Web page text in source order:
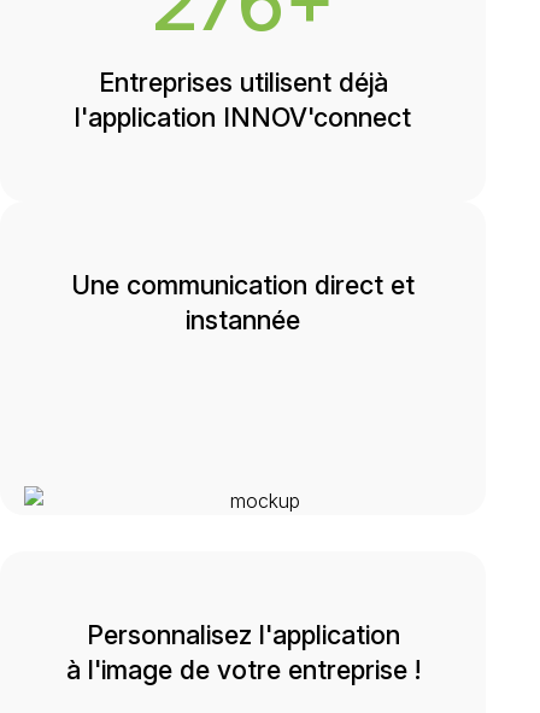
Entreprises utilisent déjà
l'application INNOV'connect
Une communication direct et
instannée
Personnalisez l'application
à l'image de votre entreprise !